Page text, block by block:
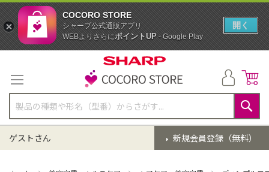
テ
ン
ツ
に
ス
キ
ッ
検
索
新規会員登録（無料）
ゲストさん
COCORO STORE
シャープ公式通販アプリ
WEBよりさらにポイントUP- Google Play
開く